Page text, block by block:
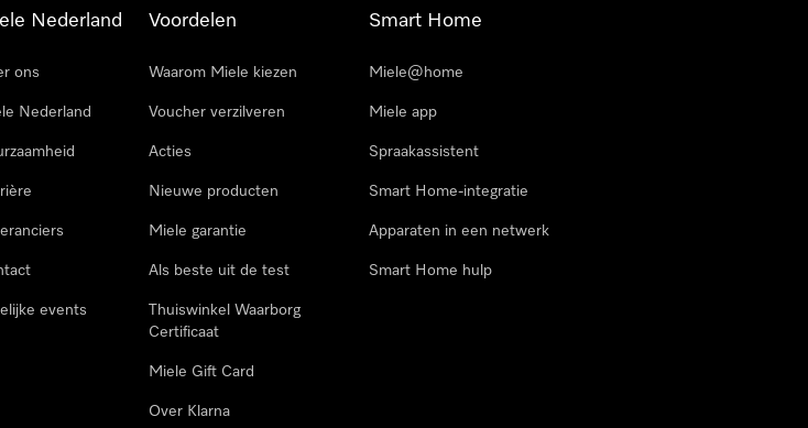
Nederland
ons
Nederland
events
Voordelen
Waarom Miele kiezen
Voucher verzilveren
Acties
Nieuwe producten
Miele garantie
Als beste uit de test
Thuiswinkel Waarborg
Certificaat
Miele Gift Card
Over Klarna
Smart Home
Miele@home
Miele app
Spraakassistent
Smart Home-integratie
Apparaten in een netwerk
Smart Home hulp